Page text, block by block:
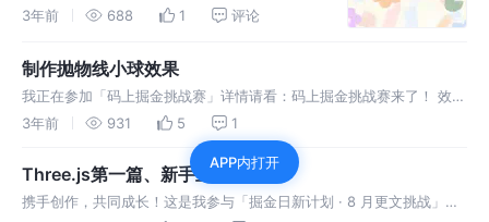
成背景图片
掘金挑战赛来了！ Vue3+ts——随机生成背景
景效果（底部附上代码和成品效果展示） 这里
需要注意一下，数
3年前 688 1 评论
制作抛物线小球效果
​我正在参加「码上掘金挑战赛」详情请看：码上掘金挑战赛来了！ 效果
如下： 一般用于给购物车添加按钮时进行的特效 首先要先布局 然后
设置其样式 效果如图所示： ​编辑 下面是给元素添加JS效果
3年前 931 5 1
Three.js第一篇、新手上路
携手创作，共同成长！这是我参与「掘金日新计划 · 8 月更文挑战」的
APP内打开